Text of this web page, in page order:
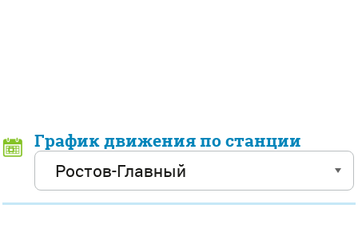
График движения по станции